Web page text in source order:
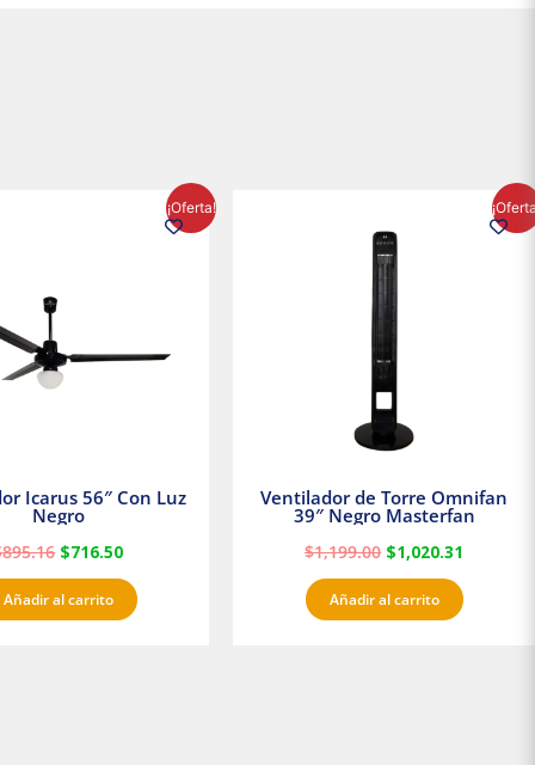
¡Oferta!
Icarus 56″ Con Luz
Negro
895.16 $716.50
precio
actual
Añadir al carrito
Ventilador de Torre Omnifan
39″ Negro Masterfan
$1,199.00
original
era:
$1,199.00.
$1,020.31
precio
actual
Añadir al carrito